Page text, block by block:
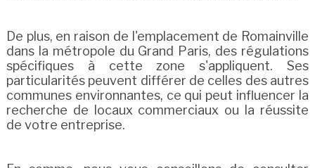
De plus, en raison de l'emplacement de Romainville
dans la métropole du Grand Paris, des régulations
spécifiques à cette zone s'appliquent. Ses
particularités peuvent différer de celles des autres
communes environnantes, ce qui peut influencer la
recherche de locaux commerciaux ou la réussite
de votre entreprise.